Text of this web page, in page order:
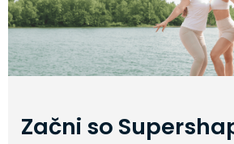
Začni so